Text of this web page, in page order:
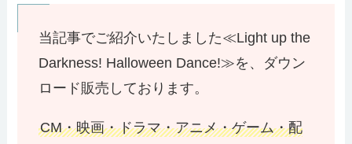
当記事でご紹介いたしました≪Light up the
Darkness! Halloween Dance!≫を、ダウン
ロード販売しております。
CM・映画・ドラマ・アニメ・ゲーム・配